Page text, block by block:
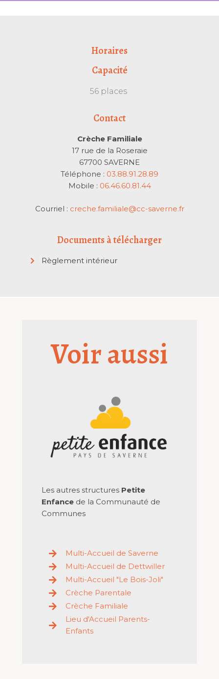
Horaires
Capacité
56 places
Contact
Crèche Familiale
17 rue de la Roseraie
67700 SAVERNE
Téléphone : 03.88.91.28.89
Mobile : 06.46.60.81.44
Courriel : creche.familiale@cc-saverne.fr
Documents à télécharger
Règlement intérieur
Voir aussi
Les autres structures Petite
Enfance de la Communauté de
Communes
Multi-Accueil de Saverne
Multi-Accueil de Dettwiller
Multi-Accueil "Le Bois-Joli"
Crèche Parentale
Crèche Familiale
Lieu d'Accueil Parents-
Enfants